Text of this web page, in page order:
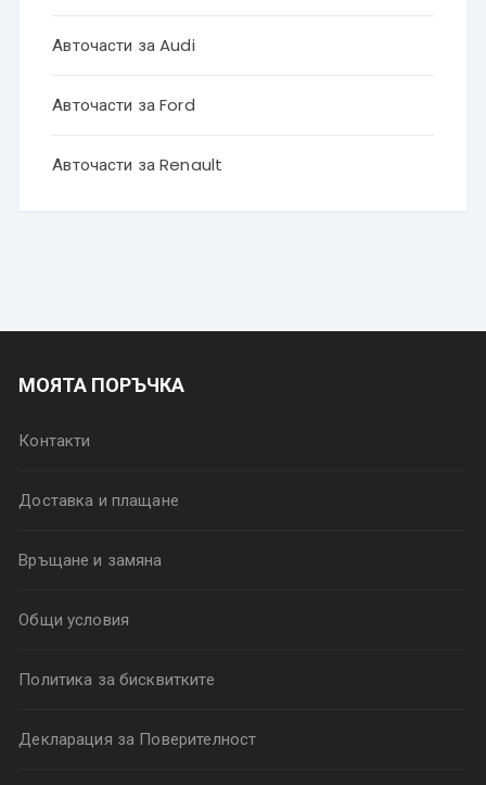
Авточасти за Audi
Авточасти за Ford
Авточасти за Renault
МОЯТА ПОРЪЧКА
Контакти
Доставка и плащане
Връщане и замяна
Общи условия
Политика за бисквитките
Декларация за Поверителност